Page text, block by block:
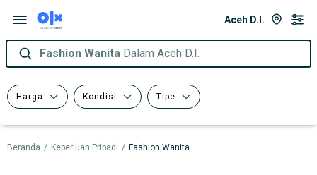
Aceh D.I.
Fashion Wanita Dalam Aceh D.I.
Harga Kondisi Tipe
Beranda / Keperluan Pribadi / Fashion Wanita